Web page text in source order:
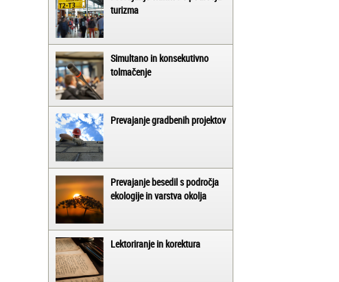
turizma
Simultano in konsekutivno
tolmačenje
Prevajanje gradbenih projektov
Prevajanje besedil s področja
ekologije in varstva okolja
Lektoriranje in korektura